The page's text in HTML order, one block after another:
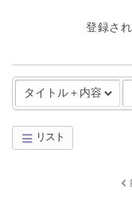
登録さ
リスト